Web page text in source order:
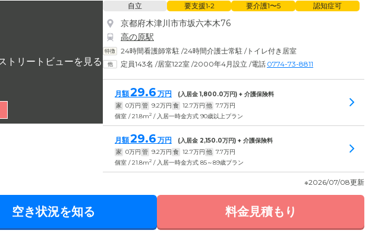
自立 要支援1•2 要介護1〜5 認知症可
京都府木津川市市坂六本木76
高の原駅
24時間看護師常駐 /24時間介護士常駐 /トイレ付き居室
定員143名 /居室122室 /2000年4月設立 /電話 0774-73-8811
月額29.6 万円 (入居金1,800.0万円) + 介護保険料
家 0万円 管 9.2万円 食 12.7万円 他 7.7万円
個室 / 21.8m2 / 入居一時金方式 90歳以上プラン
月額29.6 万円 (入居金 2,150.0万円) + 介護保険料
家 0万円 管 9.2万円 食 12.7万円 他 7.7万円
個室 / 21.8m2 / 入居一時金方式 85～89歳プラン
※2026/07/08更新
空き状況を知る 料金見積もり